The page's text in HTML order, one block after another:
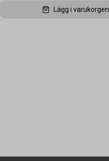
Lägg i varukorgen